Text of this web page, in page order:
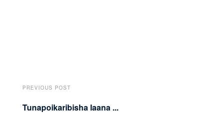
PREVIOUS POST
Tunapoikaribisha laana ...